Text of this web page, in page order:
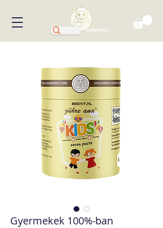
KIÁRUSÍTÁS!
Gyermekek 100%-ban